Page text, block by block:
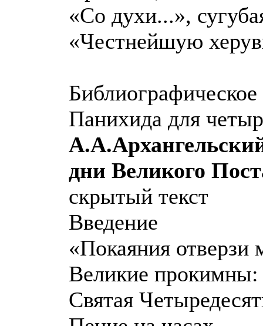
«Со духи...»,
«Честнейшую
Панихида для
дни Великого
скрытый текст
Введение
«Покаяния отверзи
Великие прокимны:
Святая